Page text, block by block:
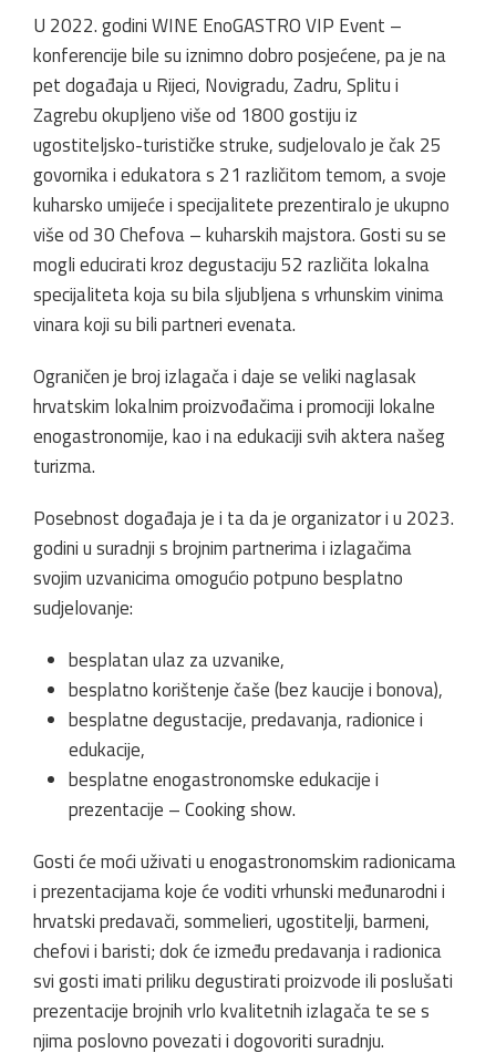
U 2022. godini WINE EnoGASTRO VIP Event –
konferencije bile su iznimno dobro posjećene, pa je na
pet događaja u Rijeci, Novigradu, Zadru, Splitu i
Zagrebu okupljeno više od 1800 gostiju iz
ugostiteljsko-turističke struke, sudjelovalo je čak 25
govornika i edukatora s 21 različitom temom, a svoje
kuharsko umijeće i specijalitete prezentiralo je ukupno
više od 30 Chefova – kuharskih majstora. Gosti su se
mogli educirati kroz degustaciju 52 različita lokalna
specijaliteta koja su bila sljubljena s vrhunskim vinima
vinara koji su bili partneri evenata.
Ograničen je broj izlagača i daje se veliki naglasak
hrvatskim lokalnim proizvođačima i promociji lokalne
enogastronomije, kao i na edukaciji svih aktera našeg
turizma.
Posebnost događaja je i ta da je organizator i u 2023.
godini u suradnji s brojnim partnerima i izlagačima
svojim uzvanicima omogućio potpuno besplatno
sudjelovanje:
besplatan ulaz za uzvanike,
besplatno korištenje čaše (bez kaucije i bonova),
besplatne degustacije, predavanja, radionice i
edukacije,
besplatne enogastronomske edukacije i
prezentacije – Cooking show.
Gosti će moći uživati u enogastronomskim radionicama
i prezentacijama koje će voditi vrhunski međunarodni i
hrvatski predavači, sommelieri, ugostitelji, barmeni,
chefovi i baristi; dok će između predavanja i radionica
svi gosti imati priliku degustirati proizvode ili poslušati
prezentacije brojnih vrlo kvalitetnih izlagača te se s
njima poslovno povezati i dogovoriti suradnju.